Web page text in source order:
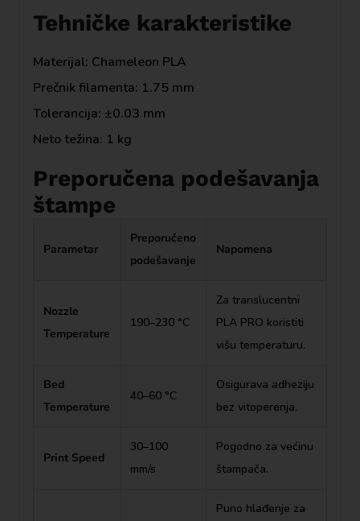
Tehničke karakteristike
Materijal: Chameleon PLA
Prečnik filamenta: 1.75 mm
Tolerancija: ±0.03 mm
Neto težina: 1 kg
Preporučena podešavanja
štampe
Parametar
Preporučeno
podešavanje
Napomena
Nozzle
Temperature
190–230 °C
Za translucentni
PLA PRO koristiti
višu temperaturu.
Bed
Temperature
40–60 °C
Osigurava adheziju
bez vitoperenja.
Print Speed
30–100
mm/s
Pogodno za većinu
štampača.
Puno hlađenje za